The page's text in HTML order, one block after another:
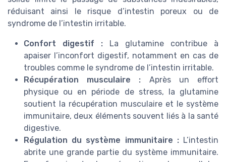
réduisant ainsi le risque d’intestin poreux ou de
syndrome de l’intestin irritable.
Confort digestif : La glutamine contribue à
apaiser l’inconfort digestif, notamment en cas de
troubles comme le syndrome de l’intestin irritable.
Récupération musculaire : Après un effort
physique ou en période de stress, la glutamine
soutient la récupération musculaire et le système
immunitaire, deux éléments souvent liés à la santé
digestive.
Régulation du système immunitaire :L’intestin
abrite une grande partie du système immunitaire.